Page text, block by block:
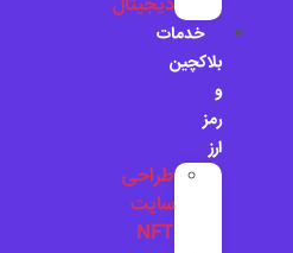
خدمات
بلاکچین
رمز
ارز
طراحی
سایت
NFT